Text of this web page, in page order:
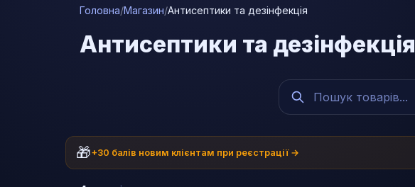
Головна/Магазин/Антисептики та дезінфекція
Антисептики та дезінфекція
🎁+30 балів новим клієнтам при реєстрації →